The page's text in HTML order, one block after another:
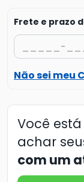
Frete e prazo
Não sei meu
Você
achar
com um